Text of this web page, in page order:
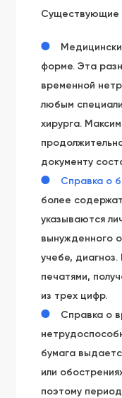
Существующие
форме. Эта
временной
любым
хирурга.
документу
Справка о
более
указываются
вынужденного
учебе, диагноз.
печатями,
из трех цифр.
Справка о
бумага
или
поэтому